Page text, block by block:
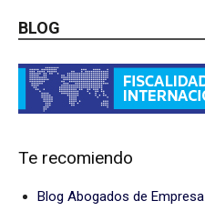
BLOG
Te recomiendo
Blog Abogados de Empresa